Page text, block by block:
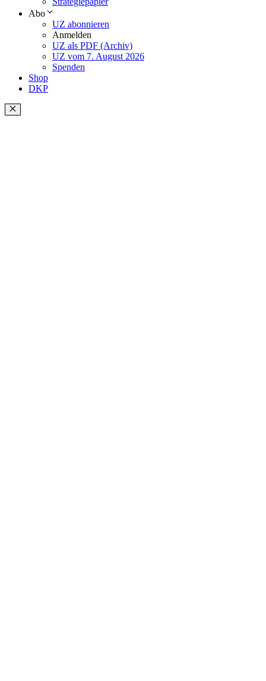
Abo
UZ abonnieren
Anmelden
UZ als PDF (Archiv)
UZ vom 7. August 2026
Spenden
Shop
DKP
Schließen